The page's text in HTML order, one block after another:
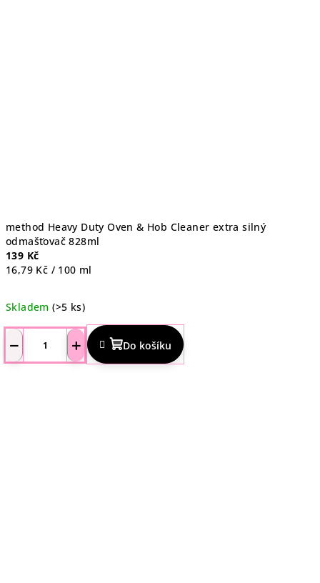
method Heavy Duty Oven & Hob Cleaner extra silný
odmašťovač 828ml
139 Kč
Měrná
16,79 Kč / 100 ml
Skladem(>5 ks)
hodnocení
produktu
je
+
− Do košíku